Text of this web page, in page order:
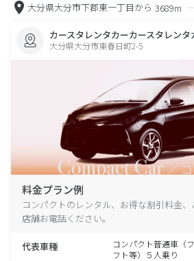
大分県大分市下郡東一丁目から 3689m
カースタレンタカーカースタレン
大分県大分市東春日町2-5
料金プラン例
コンパクトのレンタル、お得な割引料金
店舗お電話ください。
代表車種
コンパクト普通車（
フト等）５人乗り